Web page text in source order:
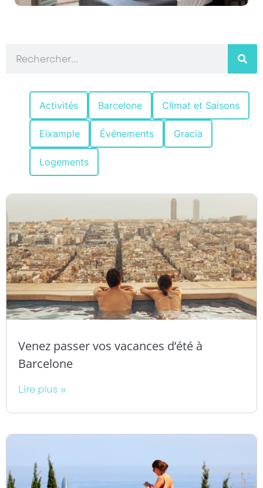
Activités Barcelone Climat et Saisons
Eixample Événements Gracia
Logements
Venez passer vos vacances d’été à
Barcelone
Lire plus »